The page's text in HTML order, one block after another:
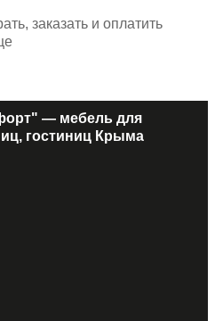
заказать и оплатить
— мебель для
гостиниц Крыма